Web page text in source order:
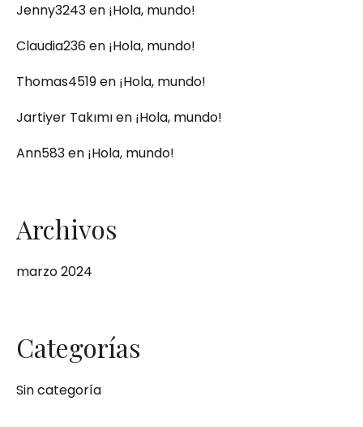
Jenny3243en ¡Hola, mundo!
Claudia236en ¡Hola, mundo!
Thomas4519en ¡Hola, mundo!
Jartiyer Takımıen ¡Hola, mundo!
Ann583en ¡Hola, mundo!
Archivos
marzo 2024
Categorías
Sin categoría